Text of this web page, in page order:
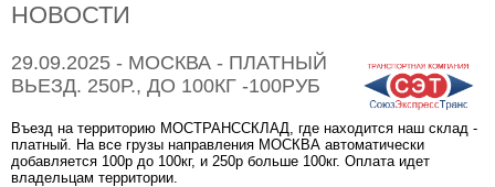
НОВОСТИ
29.09.2025 - МОСКВА - ПЛАТНЫЙ
ВЬЕЗД. 250Р., ДО 100КГ -100РУБ
Въезд на территорию МОСТРАНССКЛАД, где находится наш склад -
платный. На все грузы направления МОСКВА автоматически
добавляется 100р до 100кг, и 250р больше 100кг. Оплата идет
владельцам территории.